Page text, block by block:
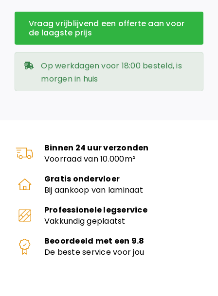
Vraag vrijblijvend een offerte aan voor
de laagste prijs
Op werkdagen voor 18:00 besteld, is
morgen in huis
Binnen 24 uur verzonden
Voorraad van 10.000m²
Gratis ondervloer
Bij aankoop van laminaat
Professionele legservice
Vakkundig geplaatst
Beoordeeld met een 9.8
De beste service voor jou